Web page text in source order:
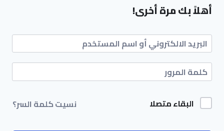
أهلاً بك مرة أخرى!
البقاء متصلا نسيت كلمة السر؟